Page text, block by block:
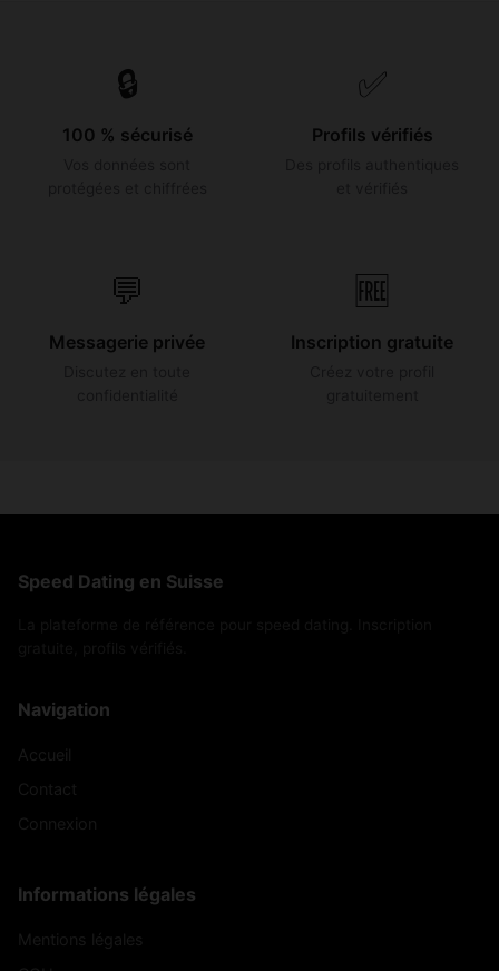
🔒
100 % sécurisé
✅
Profils vérifiés
💬
Messagerie privée
🆓
Inscription gratuite
Speed Dating en Suisse
Navigation
Informations légales